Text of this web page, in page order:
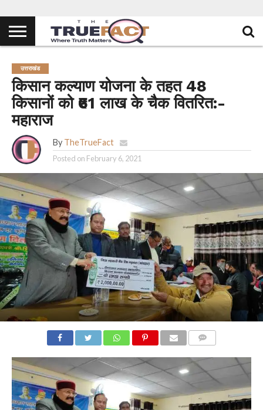
उत्तराखंड
किसान कल्याण योजना के तहत 48
किसानों को ₹61 लाख के चैक वितरित:-
महाराज
By TheTrueFact
Posted on February 6, 2021